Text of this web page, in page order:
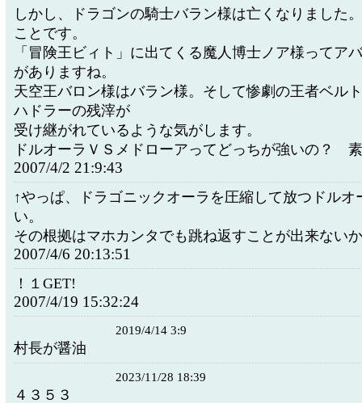
しかし、ドラゴンの騎士バラン様は亡くなりました
ことです。
「冒険王ビィト」に出てくる魔人博士ノア様ってア
がありますね。
天空王バロン様はバラン様。そして惨劇の王者ベル
ハドラーの残滓が
受け継がれているような気がします。
ドルオーラＶＳメドローアってどっちが強いの？
2007/4/2 21:9:43
↑やっぱ、ドラゴニックオーラを圧縮して放つドルオ
い。
その根拠はマホカンタでも跳ね返すことが出来ない
2007/4/6 20:13:51
！１GET!
2007/4/19 15:32:24
2019/4/14 3:9
村長が醤油
2023/11/28 18:39
４３５３